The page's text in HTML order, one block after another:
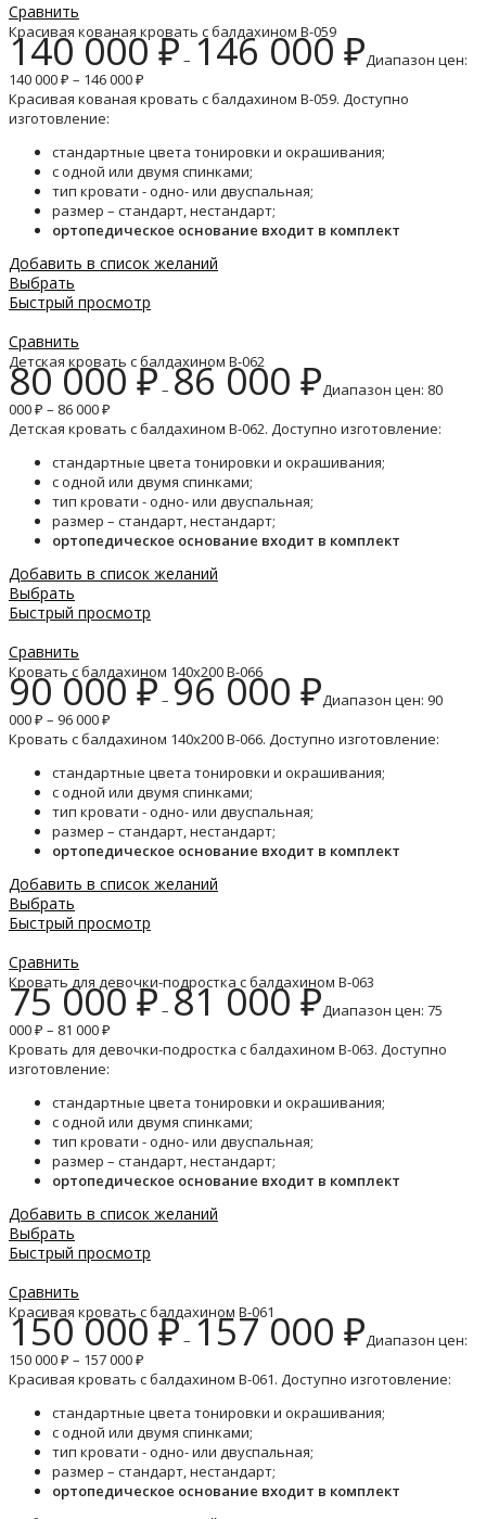
Сравнить
Красивая кованая кровать с балдахином B-059
140 000₽– 146 000₽Диапазон цен:
140 000 ₽ – 146 000 ₽
Красивая кованая кровать с балдахином B-059. Доступно
изготовление:
стандартные цвета тонировки и окрашивания;
с одной или двумя спинками;
тип кровати - одно- или двуспальная;
размер – стандарт, нестандарт;
ортопедическое основание входит в комплект
Добавить в список желаний
Выбрать
Быстрый просмотр
Сравнить
Детская кровать с балдахином B-062
80 000₽– 86 000 ₽Диапазон цен: 80
000 ₽ – 86 000 ₽
Детская кровать с балдахином B-062. Доступно изготовление:
стандартные цвета тонировки и окрашивания;
с одной или двумя спинками;
тип кровати - одно- или двуспальная;
размер – стандарт, нестандарт;
ортопедическое основание входит в комплект
Добавить в список желаний
Выбрать
Быстрый просмотр
Сравнить
Кровать с балдахином 140х200 B-066
90 000₽– 96 000 ₽Диапазон цен: 90
000 ₽ – 96 000 ₽
Кровать с балдахином 140х200 B-066. Доступно изготовление:
стандартные цвета тонировки и окрашивания;
с одной или двумя спинками;
тип кровати - одно- или двуспальная;
размер – стандарт, нестандарт;
ортопедическое основание входит в комплект
Добавить в список желаний
Выбрать
Быстрый просмотр
Сравнить
Кровать для девочки-подростка с балдахином B-063
75 000₽ – 81 000₽Диапазон цен: 75
000 ₽ – 81 000 ₽
Кровать для девочки-подростка с балдахином B-063. Доступно
изготовление:
стандартные цвета тонировки и окрашивания;
с одной или двумя спинками;
тип кровати - одно- или двуспальная;
размер – стандарт, нестандарт;
ортопедическое основание входит в комплект
Добавить в список желаний
Выбрать
Быстрый просмотр
Сравнить
Красивая кровать с балдахином B-061
150 000₽– 157 000 ₽Диапазон цен:
150 000 ₽ – 157 000 ₽
Красивая кровать с балдахином B-061. Доступно изготовление:
стандартные цвета тонировки и окрашивания;
с одной или двумя спинками;
тип кровати - одно- или двуспальная;
размер – стандарт, нестандарт;
ортопедическое основание входит в комплект